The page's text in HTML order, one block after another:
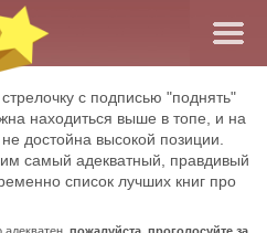
с подписью "поднять"
находиться выше в топе, и на
достойна высокой позиции.
самый адекватный, правдивый
список лучших книг про